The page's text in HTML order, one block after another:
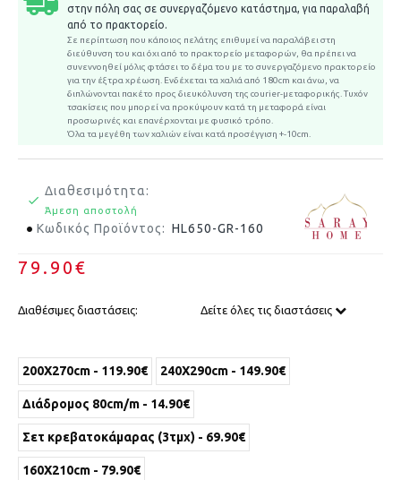
στην πόλη σας σε συνεργαζόμενο κατάστημα, για παραλαβή
από το πρακτορείο.
Σε περίπτωση που κάποιος πελάτης επιθυμεί να παραλάβει στη
διεύθυνση του και όχι από το πρακτορείο μεταφορών, θα πρέπει να
συνεννοηθεί μόλις φτάσει το δέμα του με το συνεργαζόμενο πρακτορείο
για την έξτρα χρέωση. Ενδέχεται τα χαλιά από 180cm και άνω, να
διπλώνονται πακέτο προς διευκόλυνση της courier-μεταφορικής. Τυχόν
τσακίσεις που μπορεί να προκύψουν κατά τη μεταφορά είναι
προσωρινές και επανέρχονται με φυσικό τρόπο.
Όλα τα μεγέθη των χαλιών είναι κατά προσέγγιση +-10cm.
79.90€
Διαθεσιμότητα:
Άμεση αποστολή
Κωδικός Προϊόντος: HL650-GR-160
Διαθέσιμες διαστάσεις: Δείτε όλες τις διαστάσεις
200X270cm - 119.90€ 240X290cm - 149.90€
Διάδρομος 80cm/m - 14.90€
Σετ κρεβατοκάμαρας (3τμχ) - 69.90€
160X210cm - 79.90€